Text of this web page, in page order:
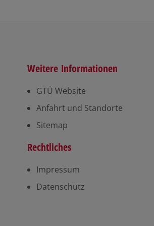
Weitere Informationen
GTÜ Website
Anfahrt und Standorte
Sitemap
Rechtliches
Impressum
Datenschutz